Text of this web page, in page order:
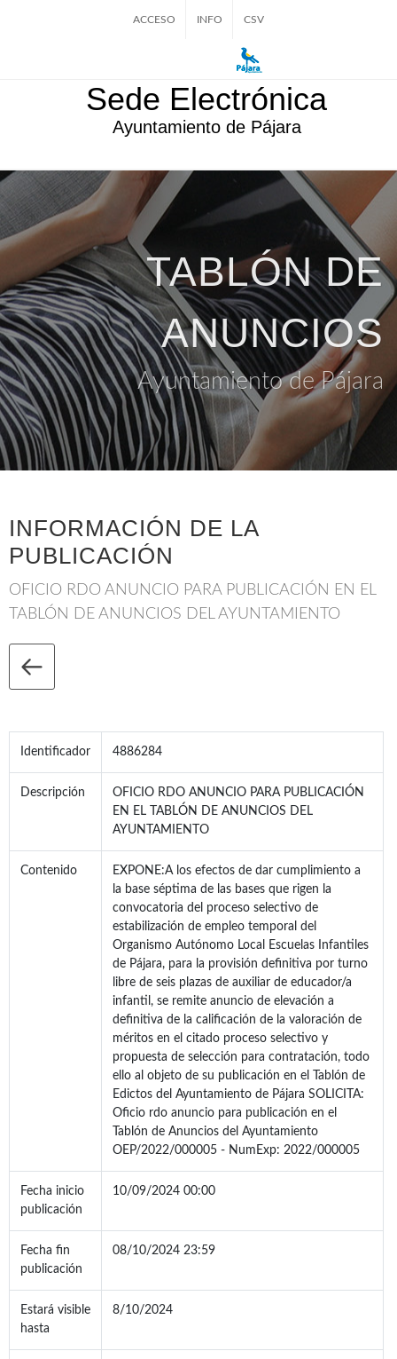
ACCESO INFO CSV
Sede Electrónica
Ayuntamiento de Pájara
TABLÓN DE
ANUNCIOS
Ayuntamiento de Pájara
INFORMACIÓN DE LA
PUBLICACIÓN
OFICIO RDO ANUNCIO PARA PUBLICACIÓN EN EL
TABLÓN DE ANUNCIOS DEL AYUNTAMIENTO
Identificador 4886284
Descripción
OFICIO RDO ANUNCIO PARA PUBLICACIÓN
EN EL TABLÓN DE ANUNCIOS DEL
AYUNTAMIENTO
Contenido
EXPONE:A los efectos de dar cumplimiento a
la base séptima de las bases que rigen la
convocatoria del proceso selectivo de
estabilización de empleo temporal del
Organismo Autónomo Local Escuelas Infantiles
de Pájara, para la provisión definitiva por turno
libre de seis plazas de auxiliar de educador/a
infantil, se remite anuncio de elevación a
definitiva de la calificación de la valoración de
méritos en el citado proceso selectivo y
propuesta de selección para contratación, todo
ello al objeto de su publicación en el Tablón de
Edictos del Ayuntamiento de Pájara SOLICITA:
Oficio rdo anuncio para publicación en el
Tablón de Anuncios del Ayuntamiento
OEP/2022/000005 - NumExp: 2022/000005
Fecha inicio
publicación
10/09/2024 00:00
Fecha fin
publicación
08/10/2024 23:59
Estará visible
hasta
8/10/2024